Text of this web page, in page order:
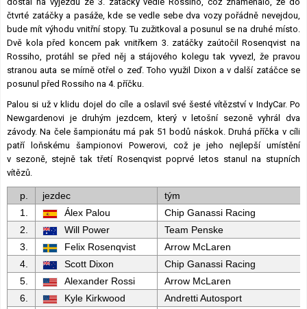
čtvrté zatáčky a pasáže, kde se vedle sebe dva vozy pořádně nevejdou,
bude mít výhodu vnitřní stopy. Tu zužitkoval a posunul se na druhé místo.
Dvě kola před koncem pak vnitřkem 3. zatáčky zaútočil Rosenqvist na
Rossiho, protáhl se před něj a stájového kolegu tak vyvezl, že pravou
stranou auta se mírně otřel o zeď. Toho využil Dixon a v další zatáčce se
posunul před Rossiho na 4. příčku.
Palou si už v klidu dojel do cíle a oslavil své šesté vítězství v IndyCar. Po
Newgardenovi je druhým jezdcem, který v letošní sezoně vyhrál dva
závody. Na čele šampionátu má pak 51 bodů náskok. Druhá příčka v cíli
patří loňskému šampionovi Powerovi, což je jeho nejlepší umístění
v sezoně, stejně tak třetí Rosenqvist poprvé letos stanul na stupních
vítězů.
p. jezdec
tým
1.
Álex Palou
Chip Ganassi Racing
2.
Will Power
Team Penske
3.
Felix Rosenqvist
Arrow McLaren
4.
Scott Dixon
Chip Ganassi Racing
5.
Alexander Rossi
Arrow McLaren
6.
Kyle Kirkwood
Andretti Autosport